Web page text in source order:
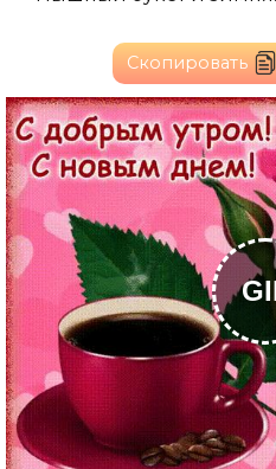
Скопировать